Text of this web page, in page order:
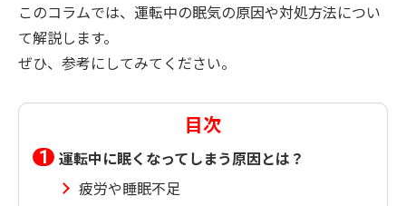
このコラムでは、運転中の眠気の原因や対処方法につい
て解説します。
ぜひ、参考にしてみてください。
目次
運転中に眠くなってしまう原因とは？
疲労や睡眠不足